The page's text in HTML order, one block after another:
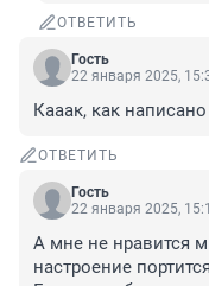
ОТВЕТИТЬ
Гость
22 января 2025,
Кааак, как
ОТВЕТИТЬ
Гость
22 января 2025,
А мне не нравится
настроение